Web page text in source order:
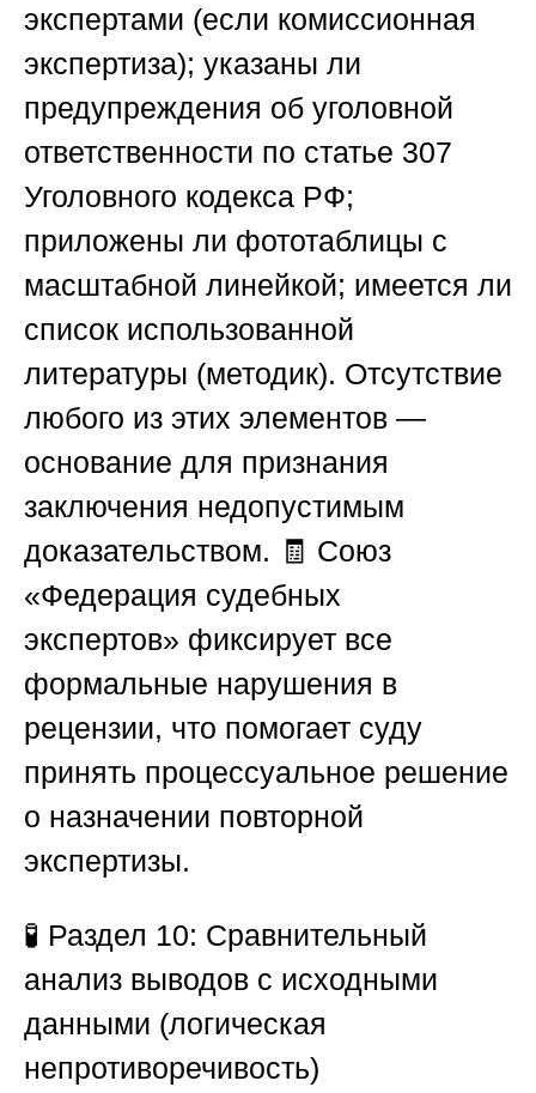
экспертами (если комиссионная
экспертиза); указаны ли
предупреждения об уголовной
ответственности по статье 307
Уголовного кодекса РФ;
приложены ли фототаблицы с
масштабной линейкой; имеется ли
список использованной
литературы (методик). Отсутствие
любого из этих элементов —
основание для признания
заключения недопустимым
доказательством. 🧾 Союз
«Федерация судебных
экспертов» фиксирует все
формальные нарушения в
рецензии, что помогает суду
принять процессуальное решение
о назначении повторной
экспертизы.
🧪 Раздел 10: Сравнительный
анализ выводов с исходными
данными (логическая
непротиворечивость)